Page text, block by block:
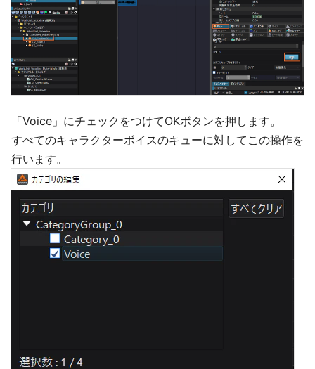
「Voice」にチェックをつけてOKボタンを押します。
すべてのキャラクターボイスのキューに対してこの操作を
行います。